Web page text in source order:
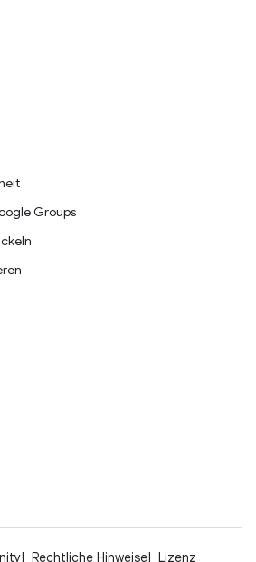
Groups
Rechtliche Hinweise Lizenz